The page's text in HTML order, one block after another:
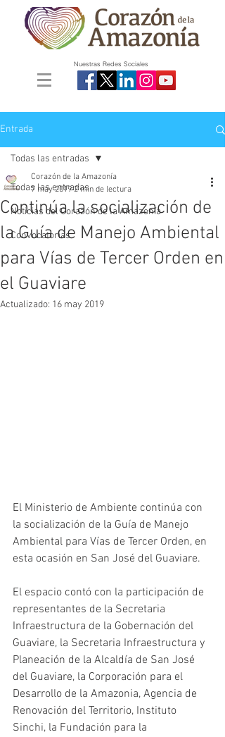
Nuestras Redes Sociales
Entrada
Todas las entradas
Noticias del Corazón de la Amazonía
Convocatorias
Todas las entradas
Continúa la socialización de
la Guía de Manejo Ambiental
para Vías de Tercer Orden en
el Guaviare
Corazón de la Amazonía
7 may 2019 2 min de lectura
Actualizado: 16 may 2019
El Ministerio de Ambiente continúa con
la socialización de la Guía de Manejo
Ambiental para Vías de Tercer Orden, en
esta ocasión en San José del Guaviare.
El espacio contó con la participación de
representantes de la Secretaria
Infraestructura de la Gobernación del
Guaviare, la Secretaria Infraestructura y
Planeación de la Alcaldía de San José
del Guaviare, la Corporación para el
Desarrollo de la Amazonia, Agencia de
Renovación del Territorio, Instituto
Sinchi, la Fundación para la